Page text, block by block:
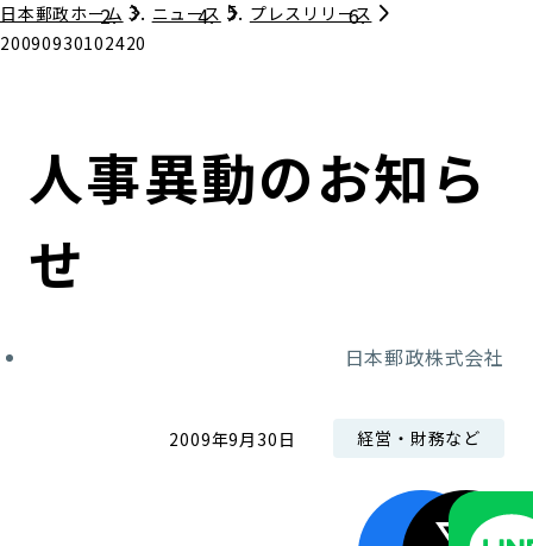
グループ情報トップ
コンプライアンス
ガバナンス
株主・投資家情報トップ
個人投資家のみなさまへ
株式情報
ニューストップ
サステナビリティトップ
担当役員メッセージ
サステナビリティマネジメント
採用情報トップ
日本郵政ホーム ニュース
プレスリリース
20090930102420
人事異動のお知ら
せ
日本郵政株式会社
2009年9月30日 経営・財務など